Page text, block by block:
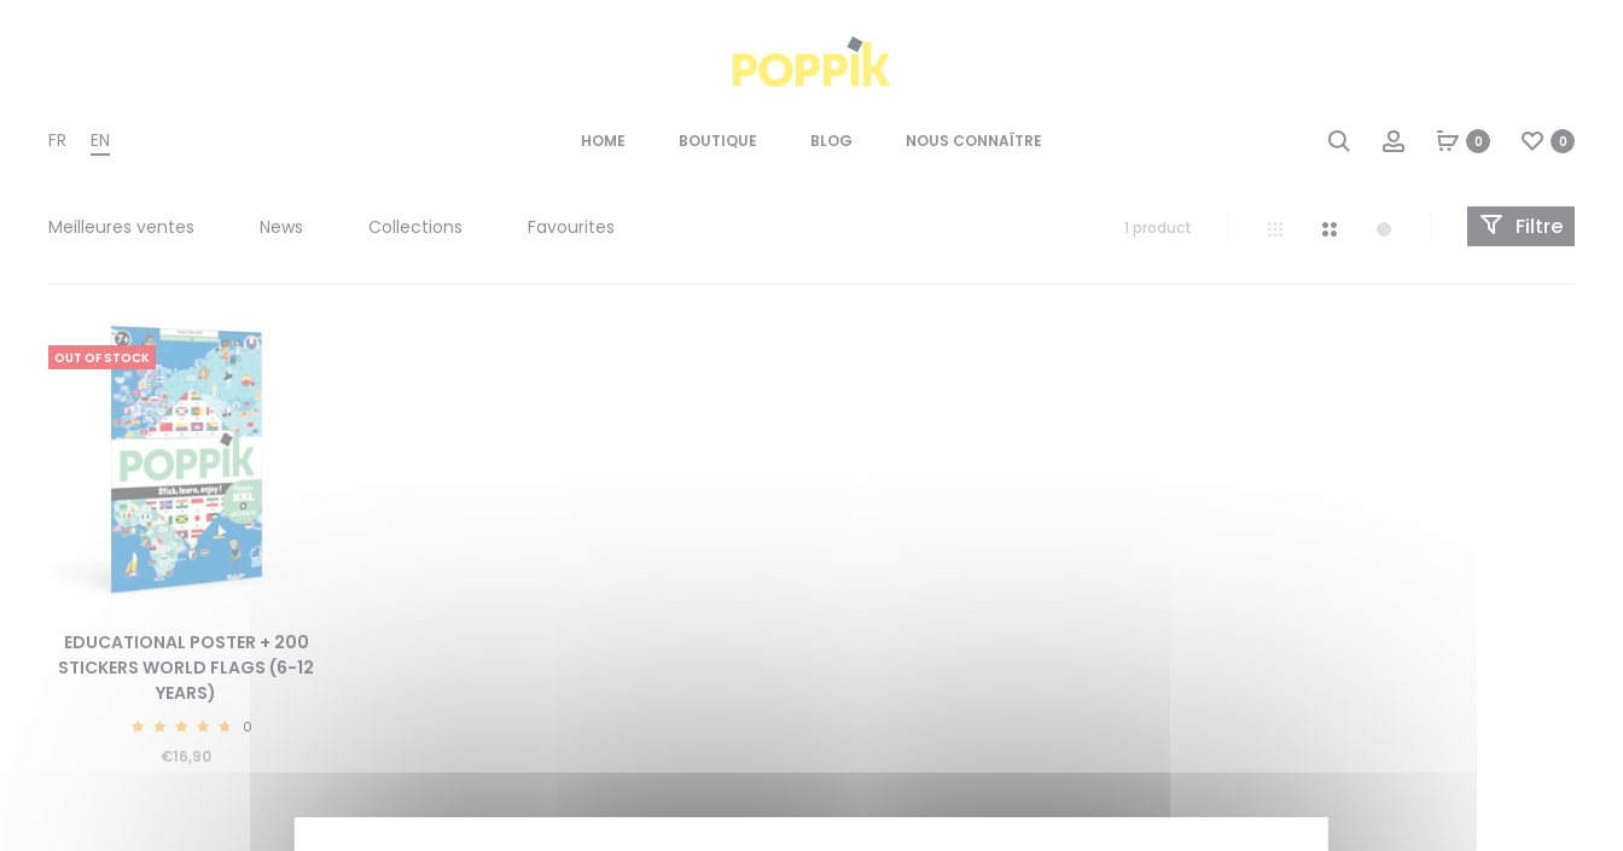
FR EN HOME BOUTIQUE BLOG NOUS CONNAÎTRE 0 0
Home Poster discovery 6-12
Meilleures ventes News Collections Favourites 1 product Filtre
OUT OF STOCK
EDUCATIONAL POSTER + 200
STICKERS WORLD FLAGS (6-12
YEARS)
0
€16,90